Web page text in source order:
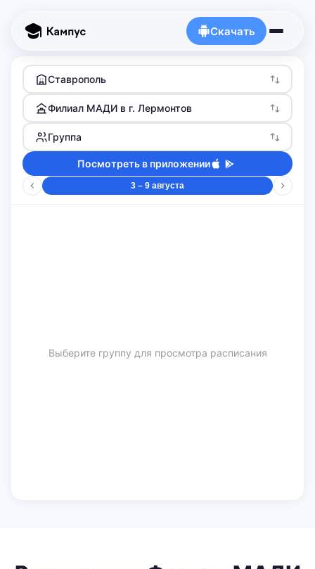
Скачать
Ставрополь
Филиал МАДИ в г. Лермонтов
Группа
Посмотреть в приложении
3 – 9 августа
Выберите группу для просмотра расписания